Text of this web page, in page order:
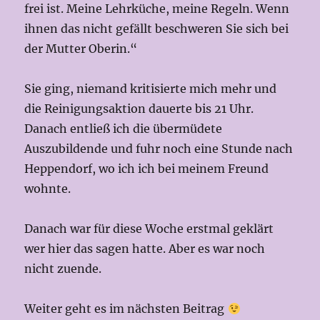
frei ist. Meine Lehrküche, meine Regeln. Wenn
ihnen das nicht gefällt beschweren Sie sich bei
der Mutter Oberin.“
Sie ging, niemand kritisierte mich mehr und
die Reinigungsaktion dauerte bis 21 Uhr.
Danach entließ ich die übermüdete
Auszubildende und fuhr noch eine Stunde nach
Heppendorf, wo ich ich bei meinem Freund
wohnte.
Danach war für diese Woche erstmal geklärt
wer hier das sagen hatte. Aber es war noch
nicht zuende.
Weiter geht es im nächsten Beitrag